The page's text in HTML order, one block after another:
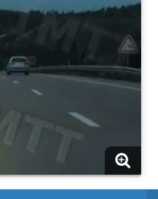
seu perfil.
na nossa biblioteca.
o seu perfil com